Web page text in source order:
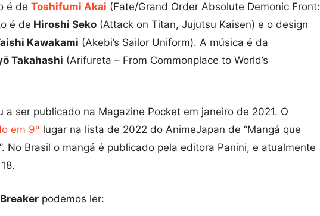
é de Toshifumi Akai (Fate/Grand Order Absolute Demonic Front:
é de Hiroshi Seko (Attack on Titan, Jujutsu Kaisen) e o design
Kawakami (Akebi’s Sailor Uniform). A música é da
Takahashi (Arifureta – From Commonplace to World’s
a ser publicado na Magazine Pocket em janeiro de 2021. O
em 9º lugar na lista de 2022 do AnimeJapan de “Mangá que
No Brasil o mangá é publicado pela editora Panini, e atualmente
podemos ler: